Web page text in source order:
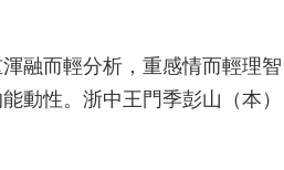
融而輕分析，重感情而輕理
動性。浙中王門季彭山（本